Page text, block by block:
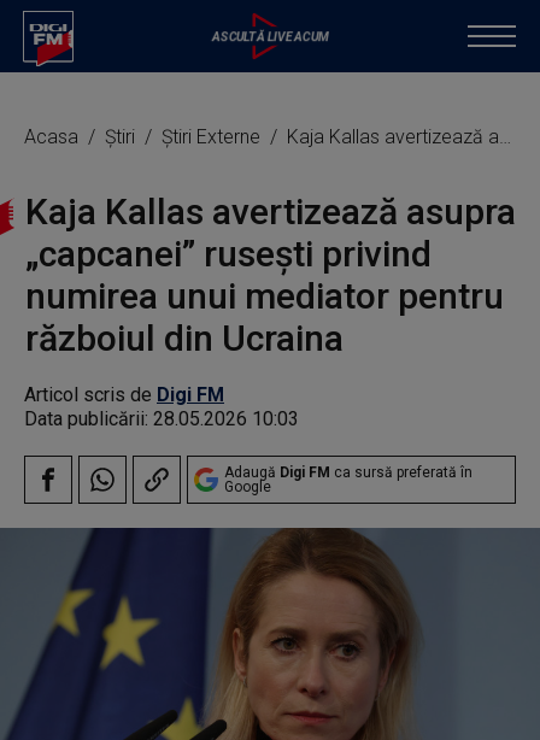
Acasa Știri Știri Externe Kaja Kallas avertizează asupra „capcanei” ruseşti privind numirea unui mediator pentru războiul din Ucraina
Kaja Kallas avertizează asupra
„capcanei” ruseşti privind
numirea unui mediator pentru
războiul din Ucraina
Articol scris de Digi FM
Data publicării: 28.05.2026 10:03
Adaugă Digi FM ca sursă preferată în
Google